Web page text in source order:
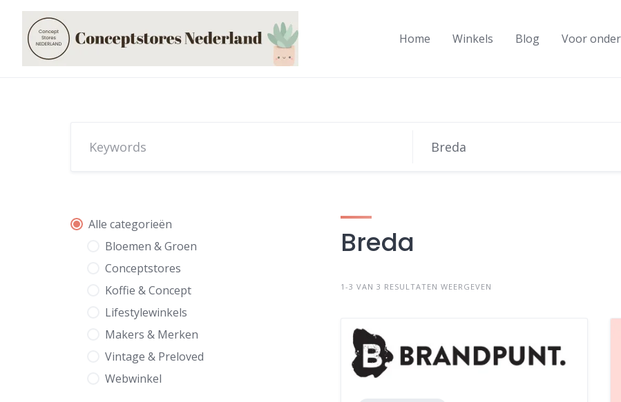
content
Home Winkels Blog Voor
Alle categorieën
Bloemen & Groen
Conceptstores
Koffie & Concept
Lifestylewinkels
Makers & Merken
Vintage & Preloved
Webwinkel
Breda
1-3 VAN 3 RESULTATEN WEERGEVEN